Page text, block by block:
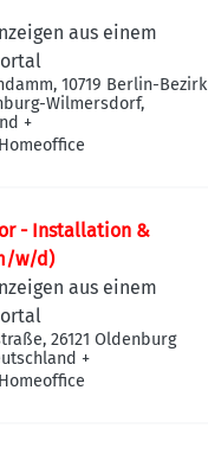
aus einem
10719 Berlin-Bezirk
Wilmersdorf,
+
- Installation &
w/d)
aus einem
26121 Oldenburg
+